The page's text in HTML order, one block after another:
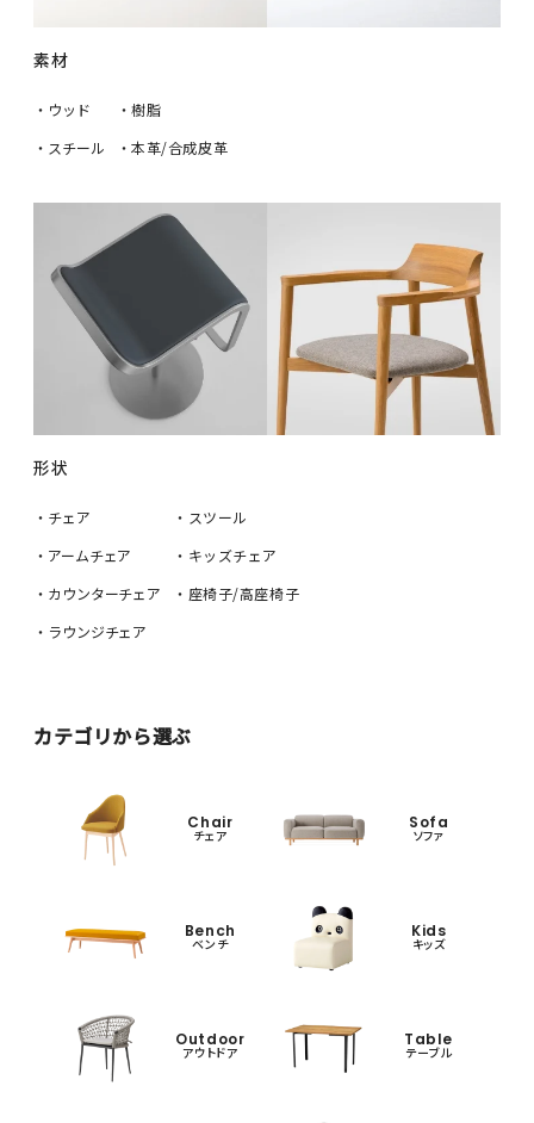
素材
・ウッド
・スチール
・樹脂
・本革/合成皮革
形状
・チェア
・アームチェア
・カウンターチェア
・ラウンジチェア
・スツール
・キッズチェア
・座椅子/高座椅子
カテゴリから選ぶ
Chair
チェア
Sofa
ソファ
Bench
ベンチ
Kids
キッズ
Outdoor
アウトドア
Table
テーブル